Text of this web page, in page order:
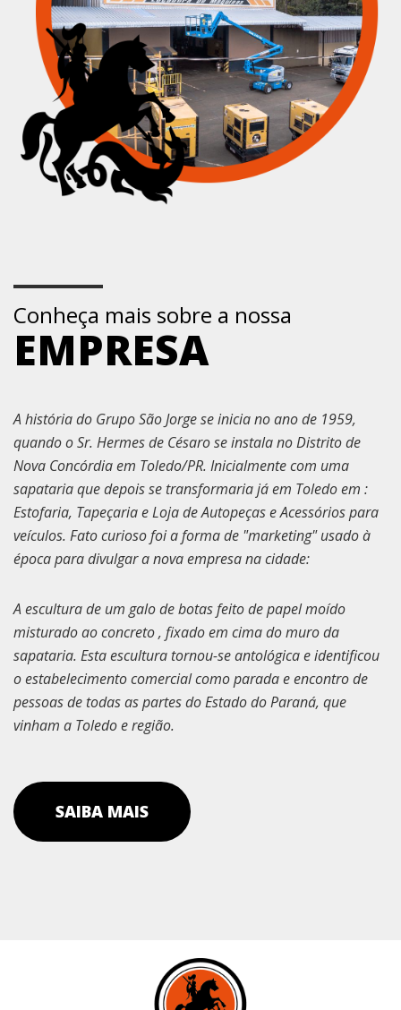
Conheça mais sobre a nossa
EMPRESA
A história do Grupo São Jorge se inicia no ano de 1959,
quando o Sr. Hermes de Césaro se instala no Distrito de
Nova Concórdia em Toledo/PR. Inicialmente com uma
sapataria que depois se transformaria já em Toledo em :
Estofaria, Tapeçaria e Loja de Autopeças e Acessórios para
veículos. Fato curioso foi a forma de "marketing" usado à
época para divulgar a nova empresa na cidade:
A escultura de um galo de botas feito de papel moído
misturado ao concreto , fixado em cima do muro da
sapataria. Esta escultura tornou-se antológica e identificou
o estabelecimento comercial como parada e encontro de
pessoas de todas as partes do Estado do Paraná, que
vinham a Toledo e região.
SAIBA MAIS